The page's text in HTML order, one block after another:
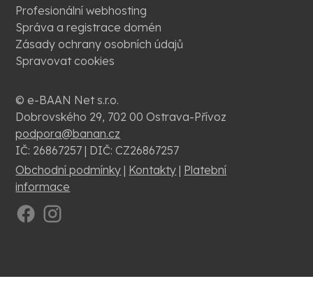
Profesionální webhosting
Správa a registrace domén
Zásady ochrany osobních údajů
Spravovat cookies
© e-BAAN Net s.r.o.
Dobrovského 29, 702 00 Ostrava-Přívoz
podpora@banan.cz
IČ: 26867257 | DIČ: CZ26867257
Obchodní podmínky | Kontakty | Platební
informace